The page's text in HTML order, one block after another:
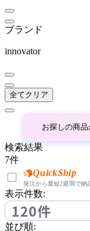
arper
artek
アルテッ
ARUNAi
アルナイ
ブランド
innovator
全てクリア
お探しの商
検索結果
7件
QuickShip
発注から最短2週間で納
表示件数:
120件
並び順: